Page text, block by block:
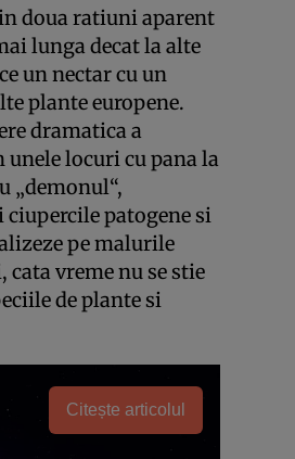
doua ratiuni aparent
lunga decat la alte
un nectar cu un
plante europene.
dramatica a
locuri cu pana la
„demonul“,
patogene si
pe malurile
vreme nu se stie
de plante si
Citește articolul